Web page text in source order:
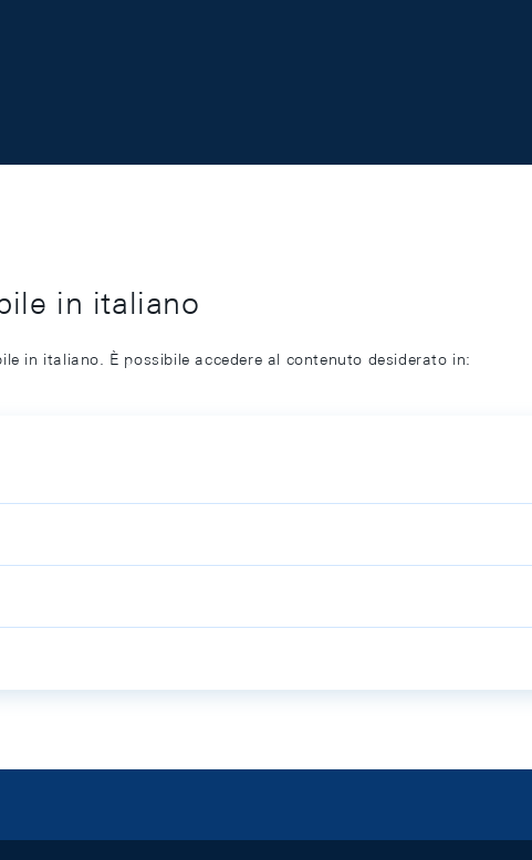
in italiano
in italiano. È possibile accedere al contenuto desiderato in: